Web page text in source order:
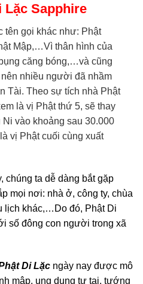
Lặc Sapphire
tên gọi khác như: Phật
Mập,…Vì thân hình của
căng bóng,…và cũng
nhiều người đã nhầm
Tài. Theo sự tích nhà Phật
là vị Phật thứ 5, sẽ thay
vào khoảng sau 30.000
vị Phật cuối cùng xuất
chúng ta dễ dàng bắt gặp
mọi nơi: nhà ở, công ty, chùa
lịch khác,…Do đó, Phật Di
số đông con người trong xã
Di Lặc ngày nay được mô
mập, ung dung tự tại, tướng